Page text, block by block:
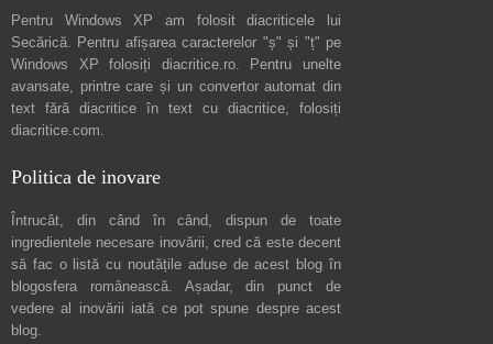
Pentru Windows XP am folosit diacriticele lui
Secărică . Pentru afișarea caracterelor "ș" și "ț" pe
Windows XP folosiți diacritice.ro. Pentru unelte
avansate, printre care și un convertor automat din
text fără diacritice în text cu diacritice, folosiți
diacritice.com
Politica de inovare
Întrucât, din când în când, dispun de toate
ingredientele necesare inovării, cred că este decent
să fac o listă cu noutățile aduse de acest blog în
blogosfera românească. Așadar, din punct de
vedere al inovării iată ce pot spune despre acest
blog